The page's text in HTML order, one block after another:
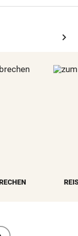
chevron_right